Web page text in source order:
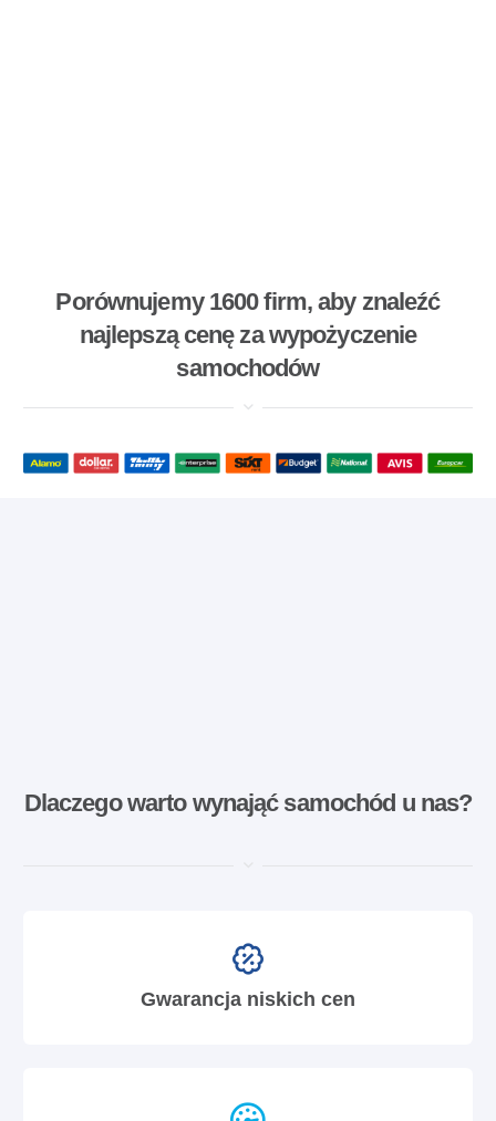
Porównujemy 1600 firm, aby znaleźć
najlepszą cenę za wypożyczenie
samochodów
Dlaczego warto wynająć samochód u nas?
Gwarancja niskich cen